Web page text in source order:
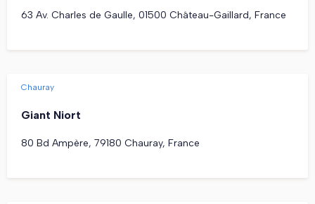
63 Av. Charles de Gaulle, 01500 Château-Gaillard, France
Chauray
Giant Niort
80 Bd Ampère, 79180 Chauray, France